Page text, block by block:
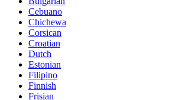
Cebuano
Chichewa
Corsican
Croatian
Dutch
Estonian
Filipino
Finnish
Frisian